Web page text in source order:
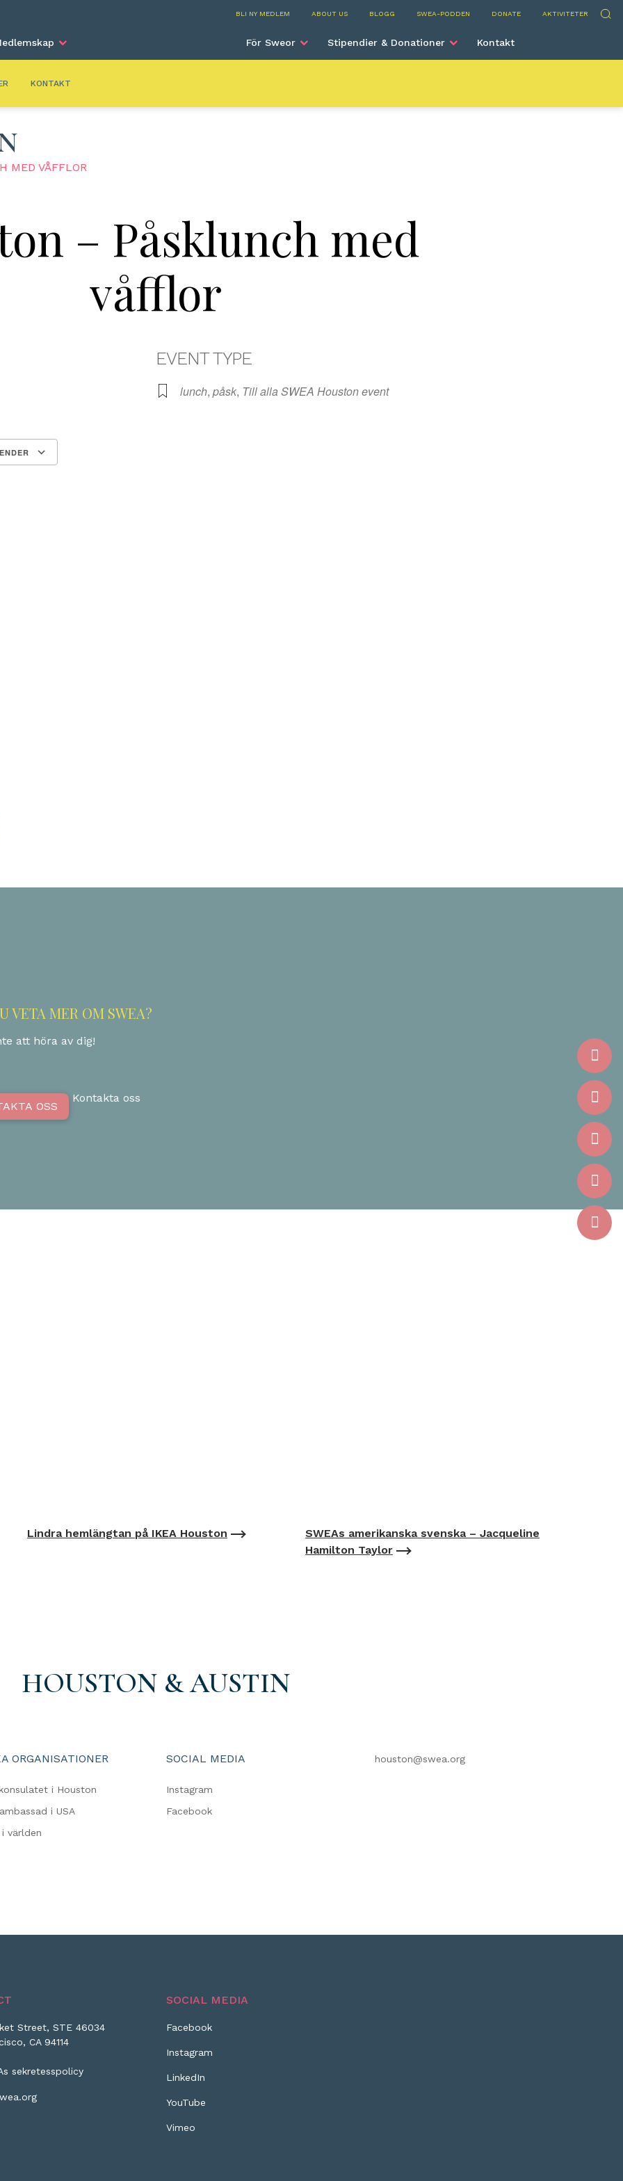
BLI NY MEDLEM ABOUT US BLOGG SWEA-PODDEN DONATE AKTIVITETER Sök
Houston & Austin
För Sweor Stipendier & Donationer Kontakt
KONTAKT
MED VÅFFLOR
– Påsklunch med
våfflor
EVENT TYPE
lunch, påsk, Till alla SWEA Houston event
VETA MER OM SWEA?
att höra av dig!
OSS
Kontakta oss
Lindra hemlängtan på IKEA Houston
SWEAs amerikanska svenska – Jacqueline
Hamilton Taylor
HOUSTON & AUSTIN
ORGANISATIONER
i Houston
i USA
i världen
SOCIAL MEDIA
Instagram
Facebook
houston@swea.org
Street, STE 46034
CA 94114
sekretesspolicy
SOCIAL MEDIA
Facebook
Instagram
LinkedIn
YouTube
Vimeo